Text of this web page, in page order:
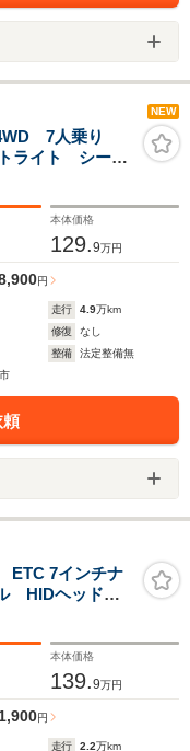
NEW
7人乗り
ライト シート
ーズコントロ
本体価格
129.9万円
円
走行 4.9万km
修復
なし
整備
法定整備無
7インチナ
HIDヘッドラ
電動格納ミラ
本体価格
139.9万円
円
走行 2.2万km